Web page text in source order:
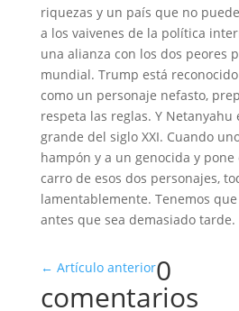
riquezas y un país que no
a los vaivenes de la política
una alianza con los dos peores
mundial. Trump está
como un personaje nefasto,
respeta las reglas. Y Netanyahu
grande del siglo XXI. Cuando
hampón y a un genocida y
carro de esos dos personajes,
lamentablemente. Tenemos
antes que sea demasiado tarde.
← Artículo anterior0
comentarios